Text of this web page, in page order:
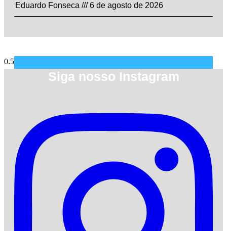
Eduardo Fonseca
6 de agosto de 2026
Siga nosso Instagram